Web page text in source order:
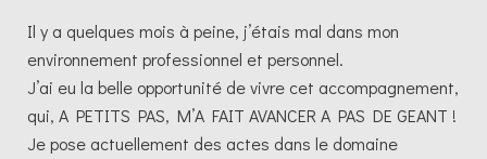
Il y a quelques mois à peine, j’étais mal dans mon
environnement professionnel et personnel.
J’ai eu la belle opportunité de vivre cet accompagnement,
qui, A PETITS PAS, M’A FAIT AVANCER A PAS DE GEANT !
Je pose actuellement des actes dans le domaine